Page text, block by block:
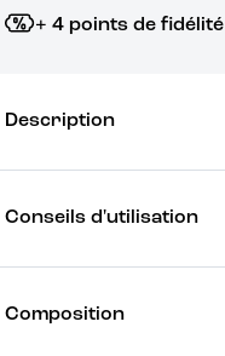
+ 4 points de fidélité
Description
Conseils d'utilisation
Composition